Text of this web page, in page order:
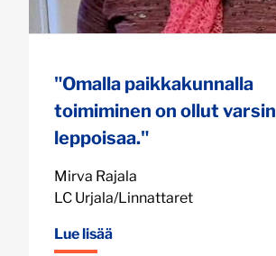
"Omalla paikkakunnalla
toimiminen on ollut varsin
leppoisaa."
Mirva Rajala
LC Urjala/Linnattaret
Lue lisää